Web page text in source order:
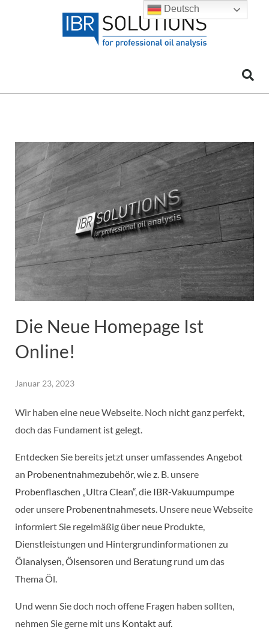
Die Neue Homepage Ist
Online!
Januar 23, 2023
Wir haben eine neue Webseite. Noch nicht ganz perfekt,
doch das Fundament ist gelegt.
Entdecken Sie bereits jetzt unser umfassendes Angebot
an Probenentnahmezubehör, wie z. B. unsere
Probenflaschen „Ultra Clean“, die IBR-Vakuumpumpe
oder unsere Probenentnahmesets. Unsere neue Webseite
informiert Sie regelmäßig über neue Produkte,
Dienstleistungen und Hintergrundinformationen zu
Ölanalysen,Ölsensoren und Beratung rund um das
Thema Öl.
Und wenn Sie doch noch offene Fragen haben sollten,
nehmen Sie gerne mit uns Kontaktauf.
Deutsch